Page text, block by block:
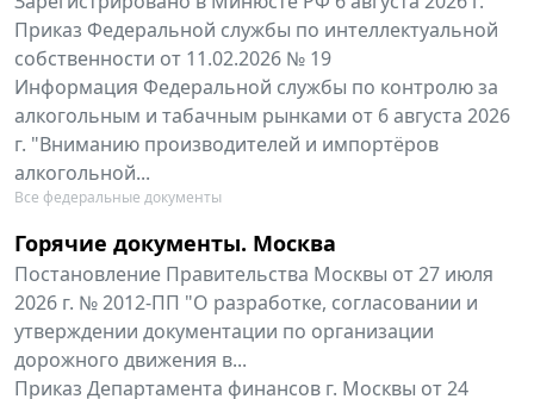
Приказ Федеральной службы по интеллектуальной
собственности от 11.02.2026 № 19
Информация Федеральной службы по контролю за
алкогольным и табачным рынками от 6 августа 2026
г. "Вниманию производителей и импортёров
алкогольной...
Все федеральные документы
Горячие документы. Москва
Постановление Правительства Москвы от 27 июля
2026 г. № 2012-ПП "О разработке, согласовании и
утверждении документации по организации
дорожного движения в...
Приказ Департамента финансов г. Москвы от 24